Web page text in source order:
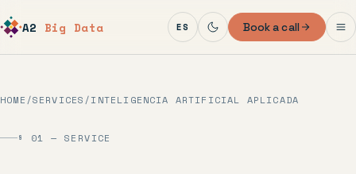
A2 Big Data ES Book a call
HOME /SERVICES /INTELIGENCIA ARTIFICIAL APLICADA
§ 01 — SERVICE